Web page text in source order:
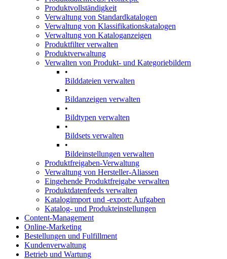
Produktvollständigkeit
Verwaltung von Standardkatalogen
Verwaltung von Klassifikationskatalogen
Verwaltung von Kataloganzeigen
Produktfilter verwalten
Produktverwaltung
Verwalten von Produkt- und Kategoriebildern
•
Bilddateien verwalten
•
Bildanzeigen verwalten
•
Bildtypen verwalten
•
Bildsets verwalten
•
Bildeinstellungen verwalten
Produktfreigaben-Verwaltung
Verwaltung von Hersteller-Aliassen
Eingehende Produktfreigabe verwalten
Produktdatenfeeds verwalten
Katalogimport und -export: Aufgaben
Katalog- und Produkteinstellungen
Content-Management
Online-Marketing
Bestellungen und Fulfillment
Kundenverwaltung
Betrieb und Wartung